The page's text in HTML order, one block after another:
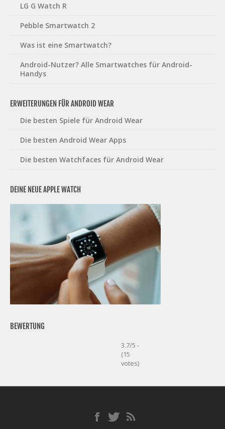
LG G Watch R
Pebble Smartwatch 2
Was ist eine Smartwatch?
Android-Nutzer? Alle Smartwatches für Android-
Handys
ERWEITERUNGEN FÜR ANDROID WEAR
Die besten Spiele für Android Wear
Die besten Android Wear Apps
Die besten Watchfaces für Android Wear
DEINE NEUE APPLE WATCH
BEWERTUNG
3.7/5 -
(15
votes)